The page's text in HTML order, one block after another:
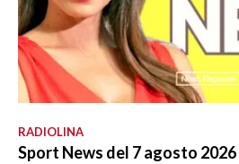
RADIOLINA
Sport News del 7 agosto 2026